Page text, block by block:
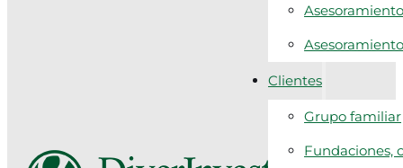
Clientes
Grupo familiar
Fundaciones,